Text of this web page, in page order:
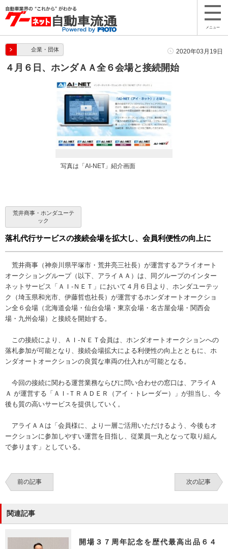
メニュー
企業・団体 2020年03月19日
４月６日、ホンダＡＡ全６会場と接続開始
写真は「AI-NET」紹介画面
荒井商事・ホンダユーテ
ック
落札代行サービスの接続会場を拡大し、会員利便性の向上に
荒井商事（神奈川県平塚市・荒井亮三社長）が運営するアライオート
オークショングループ（以下、アライＡＡ）は、同グループのインター
ネットサービス「ＡＩ-ＮＥＴ」において４月６日より、ホンダユーテッ
ク（埼玉県和光市、伊藤哲也社長）が運営するホンダオートオークショ
ン全６会場（北海道会場・仙台会場・東京会場・名古屋会場・関西会
場・九州会場）と接続を開始する。
この接続により、ＡＩ-ＮＥＴ会員は、ホンダオートオークションへの
落札参加が可能となり、接続会場拡大による利便性の向上とともに、ホ
ンダオートオークションの良質な車両の仕入れが可能となる。
今回の接続に関わる運営業務ならびに問い合わせの窓口は、アライＡ
Ａ が運営する「ＡＩ-ＴＲＡＤＥＲ（アイ・トレーダー）」が担当し、今
後も質の高いサービスを提供していく。
アライＡＡは「会員様に、より一層ご活用いただけるよう、今後もオ
ークションに参加しやすい運営を目指し、従業員一丸となって取り組ん
で参ります」としている。
前の記事 次の記事
関連記事
開場３７周年記念を歴代最高出品６４